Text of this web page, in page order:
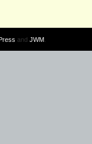
and JWM